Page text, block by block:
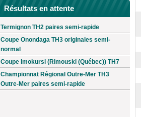
Résultats en attente
Termignon TH2 paires semi-rapide
Coupe Onondaga TH3 originales semi-
normal
Coupe Imokursi (Rimouski (Québec)) TH7
Championnat Régional Outre-Mer TH3
Outre-Mer paires semi-rapide